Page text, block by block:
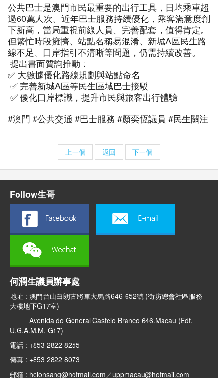
公共巴士是澳門市民最重要的出行工具，日均乘車超
過60萬人次。近年巴士服務持續優化，乘客滿意度創
下新高，當局重視前線人員、完善配套，值得肯定。
但繁忙時段擁擠、站點名稱易混淆、新城A區民生路
線不足、口岸指引不清晰等問題，仍需持續改善。
提出書面質詢推動：
✅ 大數據優化路線規劃與站點命名
✅ 完善新城A區等民生區域巴士接駁
✅ 優化口岸標識，提升市民與旅客出行體驗
#澳門 #公共交通 #巴士服務 #顏奕恆議員 #民生關注
上一個 返回 下一個
Follow生哥
何潤生議員辦事處
地址 : 澳門台山白朗古將軍大馬路646-652號 (街坊總會社區服務
大樓地下G17室)
Avenida do General Castelo Branco 646.Macau (Edf.
U.G.A.M.M. G17)
電話 : +853 2822 8255
傳真 : +853 2822 8073
郵箱 : hoionsang@hotmail.com／uppmacau@hotmail.com